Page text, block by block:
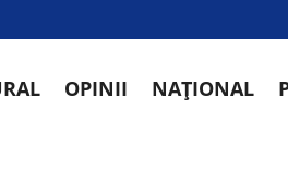
OPINII NAȚIONAL